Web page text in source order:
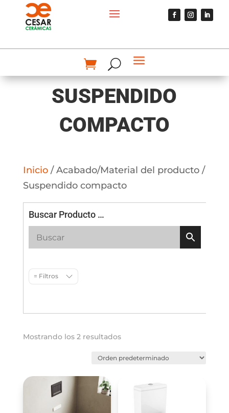
SUSPENDIDO
COMPACTO
Inicio/ Acabado/Material del producto /
Suspendido compacto
Buscar Producto …
= Filtros
Mostrando los 2 resultados